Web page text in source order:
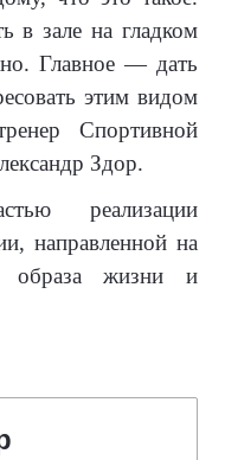
в зале на гладком
Главное — дать
этим видом
Спортивной
Здор.
реализации
направленной на
образа жизни и